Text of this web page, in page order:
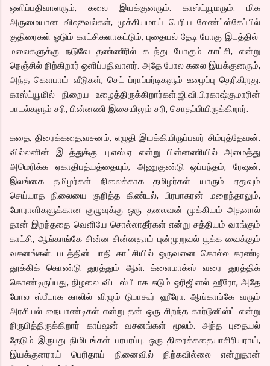
ஒளிப்பதிவாளரும், கலை இயக்குனரும். காஸ்ட்யூமரும். மிக
அருமையான விஷுவல்கள், முக்கியமாய் பெரிய லேண்ட்ஸ்கேப்பில்
குதிரைகள் ஓடும் காட்சிகளாகட்டும், புதையல் தேடி போகு இடத்தில்
மலைகளுக்கு நடுவே தண்ணீரில் கடந்து போகும் காட்சி, என்று
நெஞ்சில் நிற்கிறார் ஒளிப்பதிவாளர். அதே போல கலை இயக்குனரும்,
அந்த கெளபாய் வீடுகள், செட் ப்ராப்பர்டிகளும் உழைப்பு தெரிகிறது.
காஸ்ட்யூமில் நிறைய உழைத்திருக்கிறார்கள்.ஜி.வி.பிரகாஷ்குமாரின்
பாடல்களும் சரி, பின்னணி இசையிலும் சரி, சொதப்பியிருக்கிறார்.
கதை, திரைக்கதை,வசனம், எழுதி இயக்கியிருப்பவர் சிம்புத்தேவன்.
வில்லனின் இடத்துக்கு யு.எஸ்.ஏ என்று பின்னணியில் அமைத்து
அமெரிக்க ஏகாதிபத்யத்தையும், அணுகுண்டு ஒப்பந்தம், ரேஷன்,
இலங்கை தமிழர்கள் நிலைக்காக தமிழர்கள் யாரும் ஏதுவும்
செய்யாத நிலையை குறித்த கிண்டல், பிரபாகரன் மறைந்தாலும்,
போராளிகளுக்கான குழுவுக்கு ஒரு தலைவன் முக்கியம் அதனால்
தான் இறந்ததை வெளியே சொல்லாதீர்கள் என்று சத்தியம் வாங்கும்
காட்சி, ஆங்காங்கே சின்ன சின்னதாய் புன்முறுவல் பூக்க வைக்கும்
வசனங்கள். படத்தின் பாதி காட்சியில் ஒருவனை கொல்ல கரண்டி
தூக்கிக் கொண்டு துரத்தும் ஆள். க்ளைமாக்ஸ் வரை துரத்திக்
கொண்டிருப்பது, நிழலை விட ஸ்பீடாக சுடும் ஒரிஜினல் ஹீரோ, அதே
போல ஸ்பீடாக காலில் விழும் டுபாகூர் ஹீரோ. ஆங்காங்கே வரும்
அரசியல் நையாண்டிகள் என்று தன் ஒரு சிறந்த கார்டூனிஸ்ட் என்று
நிருபித்திருக்கிறார் காப்ஷன் வசனங்கள் மூலம். அந்த புதையல்
தேடும் இருபது நிமிடங்கள் பரபரப்பு. ஒரு திரைக்கதையாசிரியராய்,
இயக்குனராய் பெரிதாய் நினைவில் நிற்கவில்லை என்றுதான்